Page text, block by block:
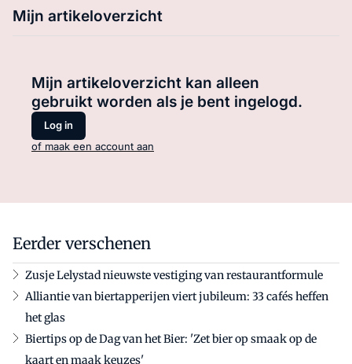
Mijn artikeloverzicht
Mijn artikeloverzicht kan alleen
gebruikt worden als je bent ingelogd.
Log in
of maak een account aan
Eerder verschenen
Zusje Lelystad nieuwste vestiging van restaurantformule
Alliantie van biertapperijen viert jubileum: 33 cafés heffen
het glas
Biertips op de Dag van het Bier: 'Zet bier op smaak op de
kaart en maak keuzes'